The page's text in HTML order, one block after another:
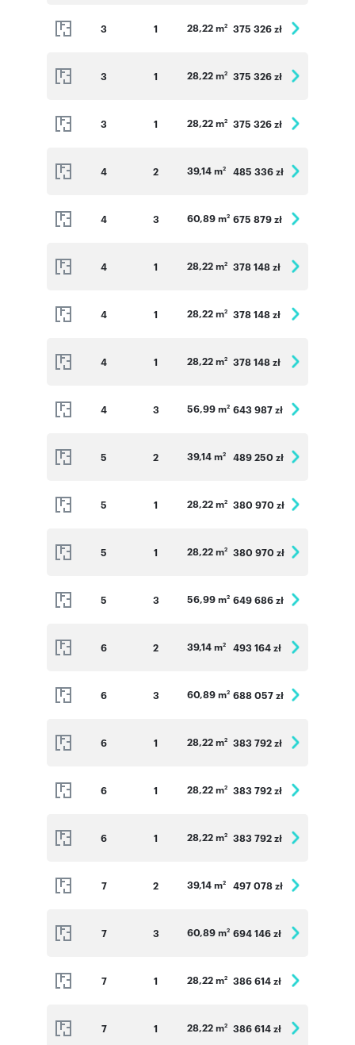
3 1 28,22 m2 375 326 zł
3 1 28,22 m2 375 326 zł
3 1 28,22 m2 375 326 zł
4 2 39,14 m2 485 336 zł
4 3 60,89 m2 675 879 zł
4 1 28,22 m2 378 148 zł
4 1 28,22 m2 378 148 zł
4 1 28,22 m2 378 148 zł
4 3 56,99 m2 643 987 zł
5 2 39,14 m2 489 250 zł
5 1 28,22 m2 380 970 zł
5 1 28,22 m2 380 970 zł
5 3 56,99 m2 649 686 zł
6 2 39,14 m2 493 164 zł
6 3 60,89 m2 688 057 zł
6 1 28,22 m2 383 792 zł
6 1 28,22 m2 383 792 zł
6 1 28,22 m2 383 792 zł
7 2 39,14 m2 497 078 zł
7 3 60,89 m2 694 146 zł
7 1 28,22 m2 386 614 zł
7 1 28,22 m2 386 614 zł